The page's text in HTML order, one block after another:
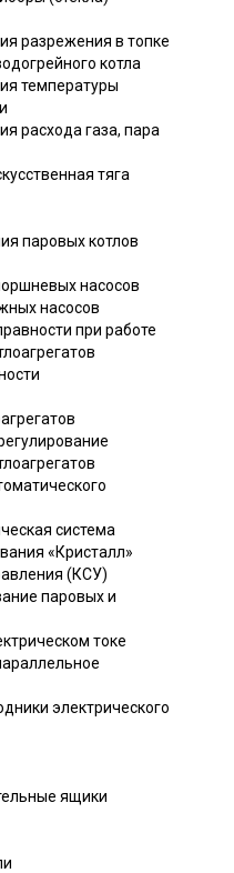
разрежения в топке
котла
температуры
расхода газа, пара
тяга
паровых котлов
насосов
насосов
при работе
система
«Кристалл»
(КСУ)
паровых и
токе
электрического
ящики